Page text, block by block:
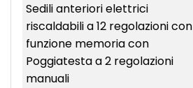
Sedili anteriori elettrici
riscaldabili a 12 regolazioni con
funzione memoria con
Poggiatesta a 2 regolazioni
manuali